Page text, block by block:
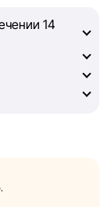
и
достоверной
всех
не отвечаем
на
14